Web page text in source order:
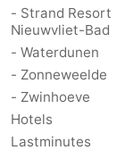
- Strand Resort
Nieuwvliet-Bad
- Waterdunen
- Zonneweelde
- Zwinhoeve
Hotels
Lastminutes